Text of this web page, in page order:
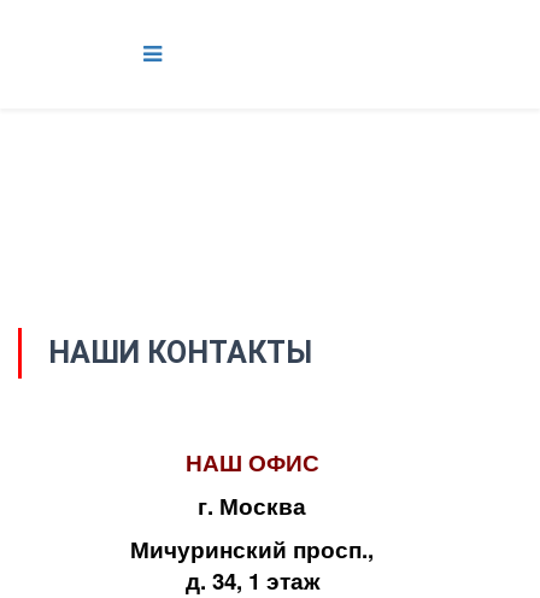
НАШИ КОНТАКТЫ
НАШ ОФИС
г. Москва
Мичуринский просп.,
д. 34, 1 этаж